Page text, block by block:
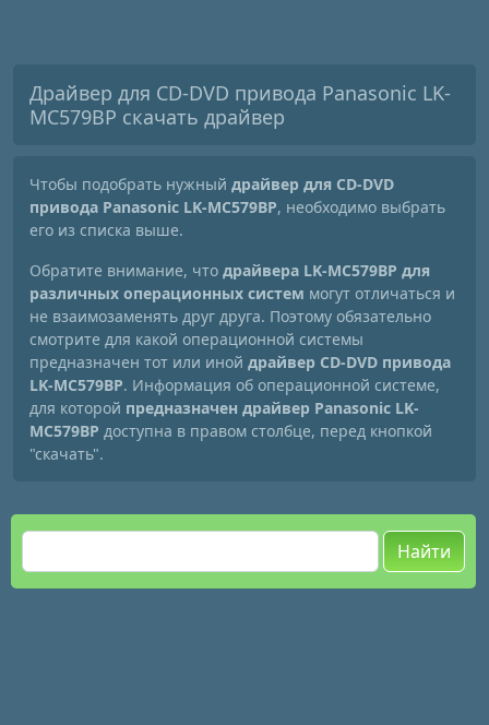
Драйвер для CD-DVD привода Panasonic LK-
MC579BP скачать драйвер
Чтобы подобрать нужный драйвер для CD-DVD
привода Panasonic LK-MC579BP, необходимо выбрать
его из списка выше.
Обратите внимание, что драйвера LK-MC579BP для
различных операционных систем могут отличаться и
не взаимозаменять друг друга. Поэтому обязательно
смотрите для какой операционной системы
предназначен тот или иной драйвер CD-DVD привода
LK-MC579BP. Информация об операционной системе,
для которой предназначен драйвер Panasonic LK-
MC579BP доступна в правом столбце, перед кнопкой
"скачать".
Найти